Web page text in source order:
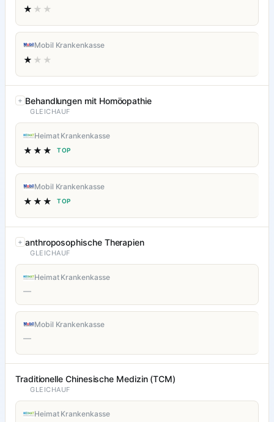
★ ★★
Mobil Krankenkasse
★ ★★
Behandlungen mit Homöopathie
GLEICHAUF
Heimat Krankenkasse
★★★ TOP
Mobil Krankenkasse
★★★ TOP
anthroposophische Therapien
GLEICHAUF
Heimat Krankenkasse
—
Mobil Krankenkasse
—
Traditionelle Chinesische Medizin (TCM)
GLEICHAUF
Heimat Krankenkasse